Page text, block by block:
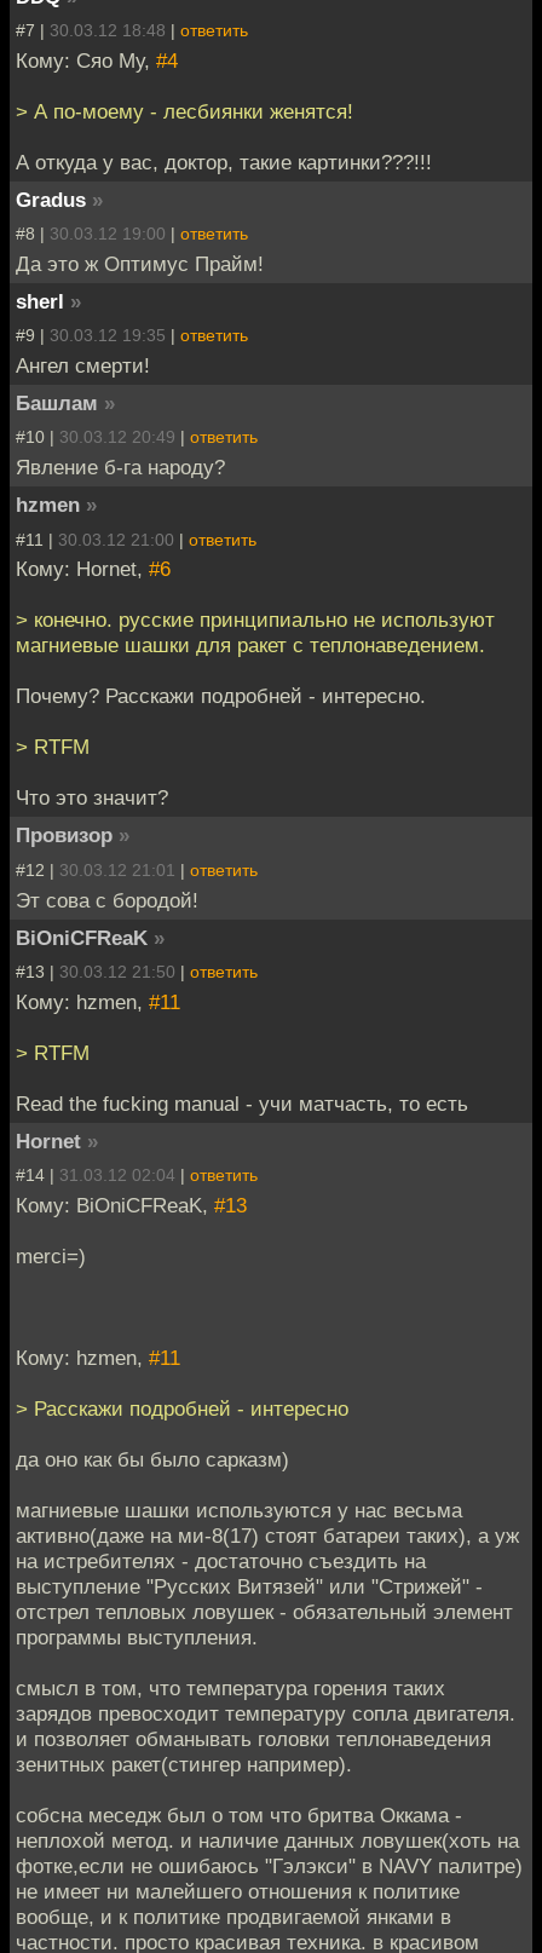
#7 | 30.03.12 18:48 | ответить
Кому: Сяо Му, #4
> А по-моему - лесбиянки женятся!
А откуда у вас, доктор, такие картинки???!!!
Gradus »
#8 | 30.03.12 19:00 | ответить
Да это ж Оптимус Прайм!
sherl »
#9 | 30.03.12 19:35 | ответить
Ангел смерти!
Башлам »
#10 | 30.03.12 20:49 | ответить
Явление б-га народу?
hzmen »
#11 | 30.03.12 21:00 | ответить
Кому: Hornet, #6
> конечно. русские принципиально не используют
магниевые шашки для ракет с теплонаведением.
Почему? Расскажи подробней - интересно.
> RTFM
Что это значит?
Провизор »
#12 | 30.03.12 21:01 | ответить
Эт сова с бородой!
BiOniCFReaK »
#13 | 30.03.12 21:50 | ответить
Кому: hzmen, #11
> RTFM
Read the fucking manual - учи матчасть, то есть
Hornet »
#14 | 31.03.12 02:04 | ответить
Кому: BiOniCFReaK, #13
merci=)
Кому: hzmen, #11
> Расскажи подробней - интересно
да оно как бы было сарказм)
магниевые шашки используются у нас весьма
активно(даже на ми-8(17) стоят батареи таких), а уж
на истребителях - достаточно съездить на
выступление "Русских Витязей" или "Стрижей" -
отстрел тепловых ловушек - обязательный элемент
программы выступления.
смысл в том, что температура горения таких
зарядов превосходит температуру сопла двигателя.
и позволяет обманывать головки теплонаведения
зенитных ракет(стингер например).
собсна меседж был о том что бритва Оккама -
неплохой метод. и наличие данных ловушек(хоть на
фотке,если не ошибаюсь "Гэлэкси" в NAVY палитре)
не имеет ни малейшего отношения к политике
вообще, и к политике продвигаемой янками в
частности. просто красивая техника. в красивом